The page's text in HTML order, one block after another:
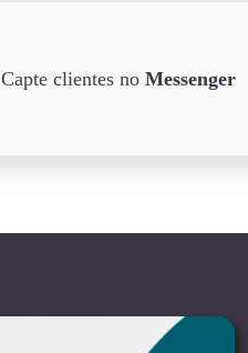
Capte clientes no Messenger